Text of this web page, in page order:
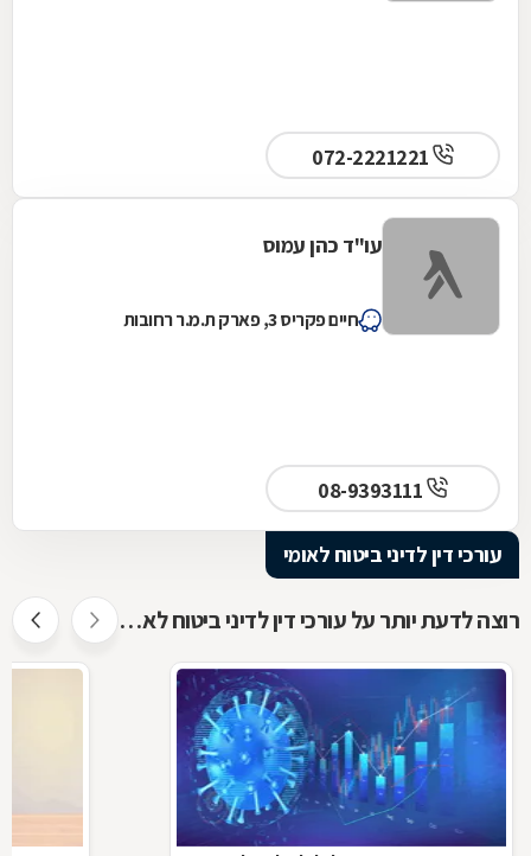
עו"ד כהן עמוס
חיים פקריס 3, פארק ת.מ.ר רחובות
עורכי דין לדיני ביטוח לאומי
רוצה לדעת יותר על עורכי דין לדיני ביטוח לאומי ?